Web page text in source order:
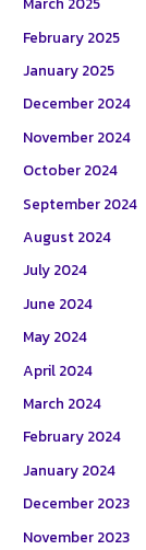
February 2025
January 2025
December 2024
November 2024
October 2024
September 2024
August 2024
July 2024
June 2024
May 2024
April 2024
March 2024
February 2024
January 2024
December 2023
November 2023